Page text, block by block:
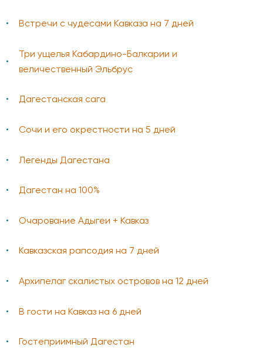
Встречи с чудесами Кавказа на 7 дней
Три ущелья Кабардино-Балкарии и
величественный Эльбрус
Дагестанская сага
Сочи и его окрестности на 5 дней
Легенды Дагестана
Дагестан на 100%
Очарование Адыгеи + Кавказ
Кавказская рапсодия на 7 дней
Архипелаг скалистых островов на 12 дней
В гости на Кавказ на 6 дней
Гостеприимный Дагестан